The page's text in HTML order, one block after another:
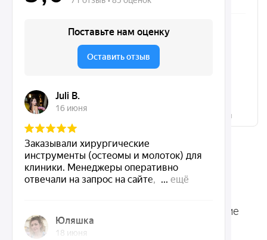
Микрохирургические, хирургические, ортодонтические
инструменты Dentins.ru на карте Москвы — Яндекс.Карты
Ассортимент
Хирургические
Стоматологические